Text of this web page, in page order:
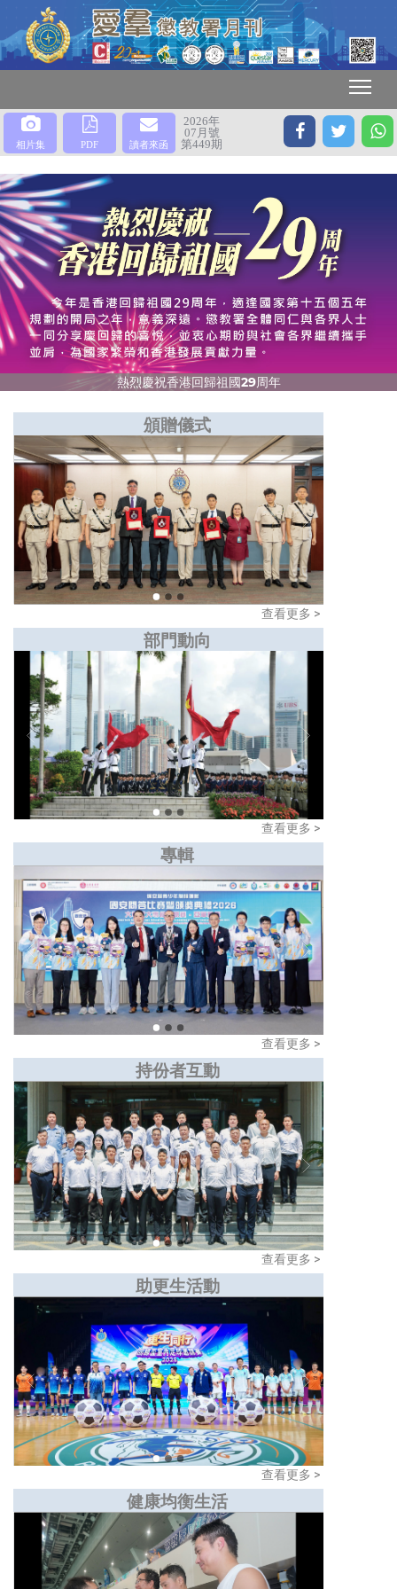
相片集 PDF 讀者來函
2026年
07月號
第449期
熱烈慶祝香港回歸祖國29周年
頒贈儀式
查看更多 >
部門動向
查看更多 >
專輯
查看更多 >
持份者互動
查看更多 >
助更生活動
查看更多 >
健康均衡生活